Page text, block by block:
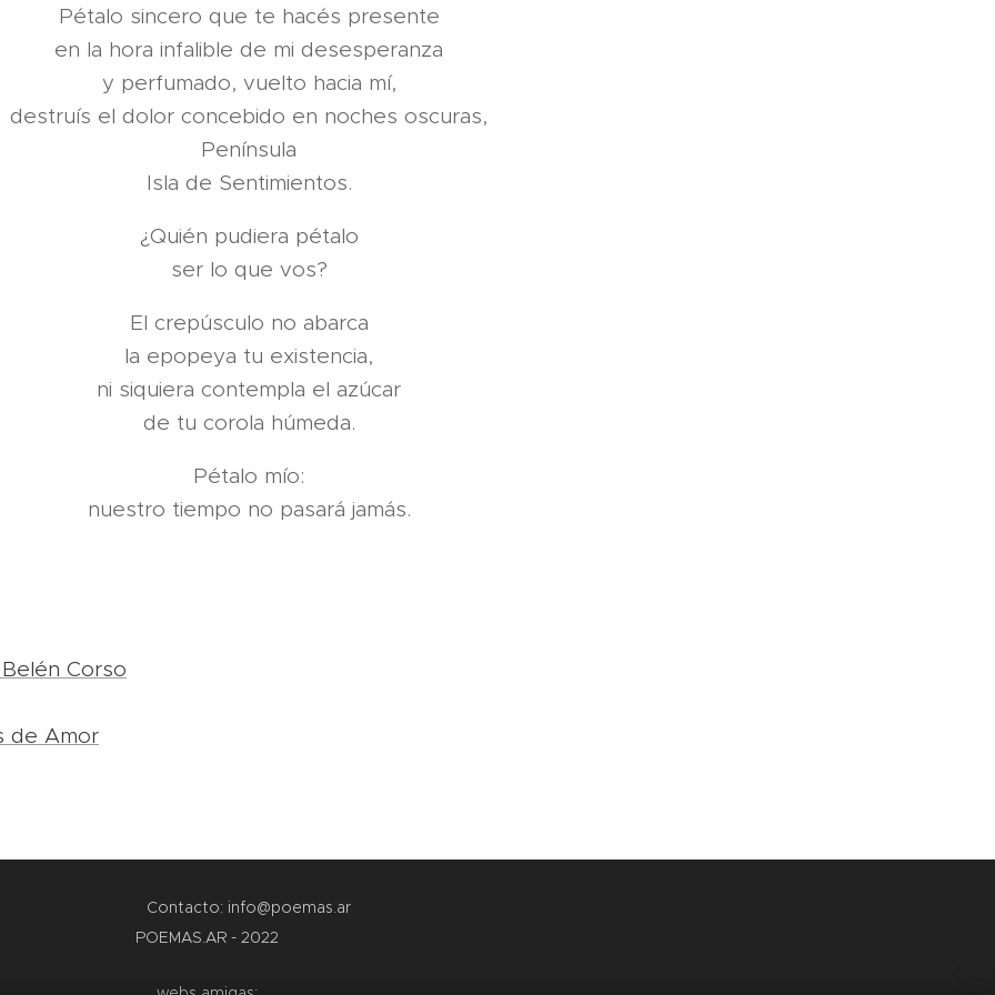
Pétalo sincero que te hacés presente
en la hora infalible de mi desesperanza
y perfumado, vuelto hacia mí,
destruís el dolor concebido en noches oscuras,
Península
Isla de Sentimientos.
¿Quién pudiera pétalo
ser lo que vos?
El crepúsculo no abarca
la epopeya tu existencia,
ni siquiera contempla el azúcar
de tu corola húmeda.
Pétalo mío:
nuestro tiempo no pasará jamás.
Corso
de Amor
Contacto: info@poemas.ar
POEMAS.AR - 2022